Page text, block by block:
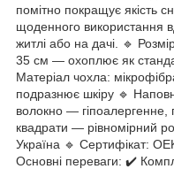
помітно покращує якість
щоденного використання
житлі або на дачі. 🔹
35 см — охоплює як
Матеріал чохла:
подразнює шкіру 🔹
волокно — гіпоалергенне,
квадрати — рівномірний
Україна 🔹 Сертифікат:
Основні переваги: ✔️